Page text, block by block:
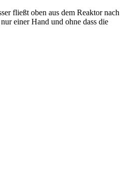
fließt oben aus dem Reaktor nach
einer Hand und ohne dass die